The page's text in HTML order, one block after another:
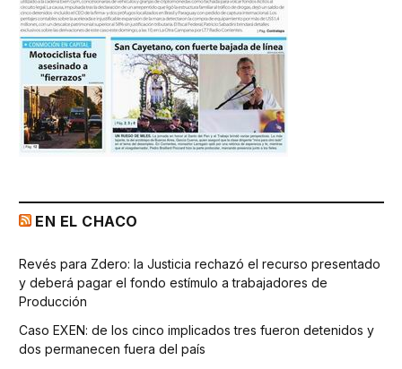
EN EL CHACO
Revés para Zdero: la Justicia rechazó el recurso presentado
y deberá pagar el fondo estímulo a trabajadores de
Producción
Caso EXEN: de los cinco implicados tres fueron detenidos y
dos permanecen fuera del país